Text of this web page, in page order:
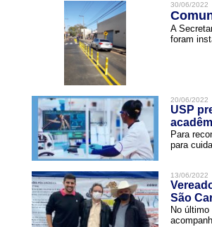
30/06/2022
A
foram
20/06/2022
USP
Para
para
13/06/2022
São
No